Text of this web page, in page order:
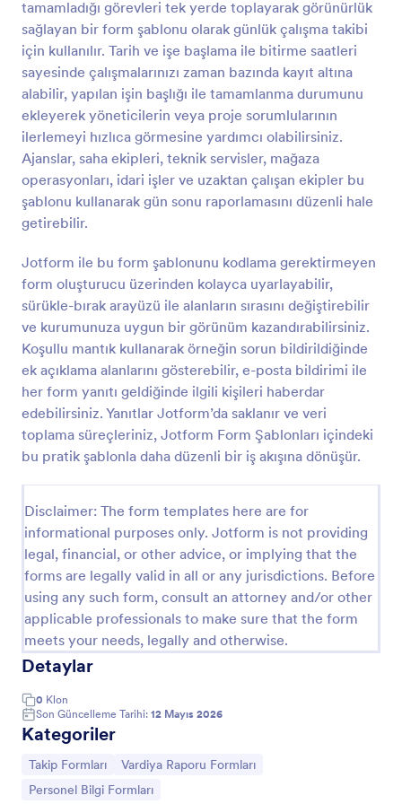
tamamladığı görevleri tek yerde toplayarak görünürlük
sağlayan bir form şablonu olarak günlük çalışma takibi
için kullanılır. Tarih ve işe başlama ile bitirme saatleri
sayesinde çalışmalarınızı zaman bazında kayıt altına
alabilir, yapılan işin başlığı ile tamamlanma durumunu
ekleyerek yöneticilerin veya proje sorumlularının
ilerlemeyi hızlıca görmesine yardımcı olabilirsiniz.
Ajanslar, saha ekipleri, teknik servisler, mağaza
operasyonları, idari işler ve uzaktan çalışan ekipler bu
şablonu kullanarak gün sonu raporlamasını düzenli hale
getirebilir.
Jotform ile bu form şablonunu kodlama gerektirmeyen
form oluşturucu üzerinden kolayca uyarlayabilir,
sürükle-bırak arayüzü ile alanların sırasını değiştirebilir
ve kurumunuza uygun bir görünüm kazandırabilirsiniz.
Koşullu mantık kullanarak örneğin sorun bildirildiğinde
ek açıklama alanlarını gösterebilir, e-posta bildirimi ile
her form yanıtı geldiğinde ilgili kişileri haberdar
edebilirsiniz. Yanıtlar Jotform’da saklanır ve veri
toplama süreçleriniz, Jotform Form Şablonları içindeki
bu pratik şablonla daha düzenli bir iş akışına dönüşür.
Disclaimer: The form templates here are for
informational purposes only. Jotform is not providing
legal, financial, or other advice, or implying that the
forms are legally valid in all or any jurisdictions. Before
using any such form, consult an attorney and/or other
applicable professionals to make sure that the form
meets your needs, legally and otherwise.
Detaylar
0 Klon
Son Güncelleme Tarihi: 12 Mayıs 2026
Kategoriler
Kategoriye git:
Takip Formları Kategoriye git:
Vardiya Raporu Formları
Kategoriye git:
Personel Bilgi Formları
Önizleme
Restoran Kapanış Müdür Değerlendirme Formu
Restoran Kapanış Müdür Değerlendirme Formu ile
ve form yanıtlarını anında görüntüleyin.
Go to Category:
Restoran Yöneticisi Formları
Şablon Kullan
Önizleme